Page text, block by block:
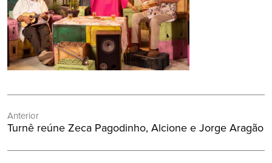
de
Anterior
Post
Turnê reúne Zeca Pagodinho, Alcione e Jorge Aragão